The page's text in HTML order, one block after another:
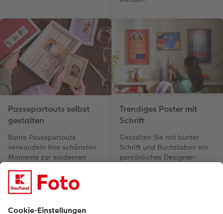
Passepartouts selbst
gestalten
Bunte Passepartouts
verwandeln Ihre schönsten
Momente zur modernen
Trendiges Poster mit
Schrift
Gestalten Sie mit bunter
Schrift und Buchstaben ein
persönliches Designer-